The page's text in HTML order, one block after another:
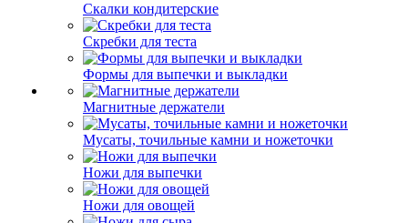
Скалки кондитерские
Скребки для теста
Формы для выпечки и выкладки
Магнитные держатели
Мусаты, точильные камни и ножеточки
Ножи для выпечки
Ножи для овощей